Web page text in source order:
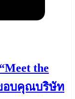
the
ขอบคุณบริษัท